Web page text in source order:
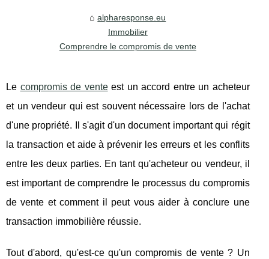
alpharesponse.eu
Immobilier
Comprendre le compromis de vente
Le compromis de venteest un accord entre un acheteur
et un vendeur qui est souvent nécessaire lors de l'achat
d'une propriété. Il s'agit d'un document important qui régit
la transaction et aide à prévenir les erreurs et les conflits
entre les deux parties. En tant qu'acheteur ou vendeur, il
est important de comprendre le processus du compromis
de vente et comment il peut vous aider à conclure une
transaction immobilière réussie.
Tout d'abord, qu'est-ce qu'un compromis de vente ? Un